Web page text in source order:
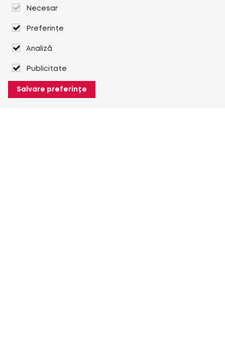
Necesar
Preferințe
Analiză
Publicitate
Salvare preferințe